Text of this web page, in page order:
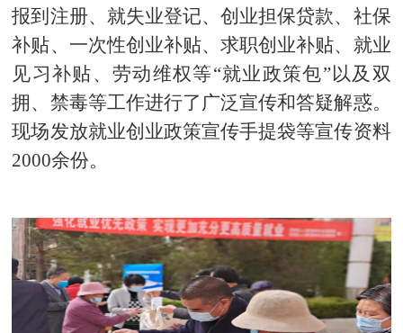
报到注册、就失业登记、创业担保贷款、社保
补贴、一次性创业补贴、求职创业补贴、 就业
见习补贴、劳动维权等“就业政策包”以及双
拥、禁毒等工作进行了广泛宣传和答疑解惑。
现场发放就业创业政策宣传手提袋等宣传资料
2000余份。